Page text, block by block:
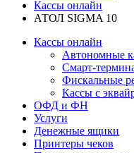
Кассы онлайн
АТОЛ SIGMA 10
Кассы онлайн
Автономные
Смарт-
Фискальные
Кассы с
ОФД и ФН
Услуги
Денежные ящики
Принтеры чеков